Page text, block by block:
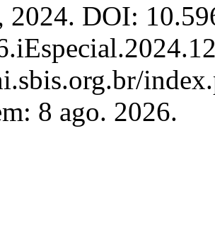
2024. DOI:
8 ago. 2026.